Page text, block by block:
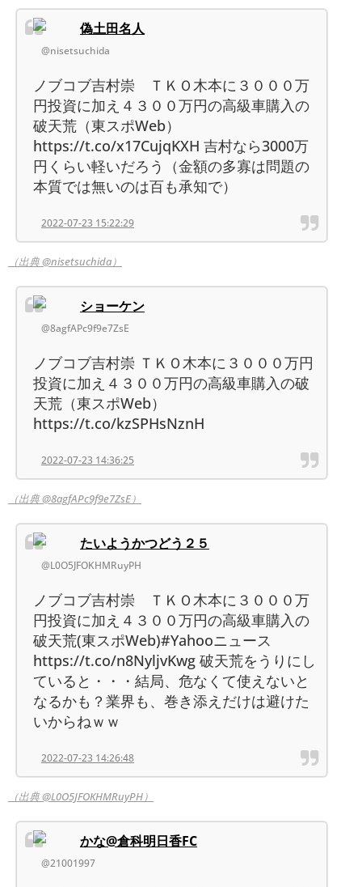
偽土田名人
@nisetsuchida
ノブコブ吉村崇 ＴＫＯ木本に３０００万
円投資に加え４３００万円の高級車購入の
破天荒（東スポWeb）
https://t.co/x17CujqKXH 吉村なら3000万
円くらい軽いだろう（金額の多寡は問題の
本質では無いのは百も承知で）
2022-07-23 15:22:29
（出典 @nisetsuchida）
ショーケン
@8agfAPc9f9e7ZsE
ノブコブ吉村崇 ＴＫＯ木本に３０００万円
投資に加え４３００万円の高級車購入の破
天荒（東スポWeb）
https://t.co/kzSPHsNznH
2022-07-23 14:36:25
（出典 @8agfAPc9f9e7ZsE）
たいようかつどう２５
@L0O5JFOKHMRuyPH
ノブコブ吉村崇 ＴＫＯ木本に３０００万
円投資に加え４３００万円の高級車購入の
破天荒(東スポWeb)#Yahooニュース
https://t.co/n8NyljvKwg 破天荒をうりにし
ていると・・・結局、危なくて使えないと
なるかも？業界も、巻き添えだけは避けた
いからねｗｗ
2022-07-23 14:26:48
（出典 @L0O5JFOKHMRuyPH）
かな@倉科明日香FC
@21001997